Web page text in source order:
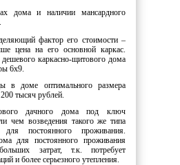
дома и наличии мансардного
фактор его стоимости –
цена на его основной каркас.
каркасно-щитового дома
6х9.
в доме оптимального размера
тысяч рублей.
дачного дома под ключ
чем возведения такого же типа
для постоянного проживания.
для постоянного проживания
больших затрат, т.к. потребует
и более серьезного утепления.